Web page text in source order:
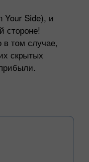
Your Side), и
стороне!
в том случае,
скрытых